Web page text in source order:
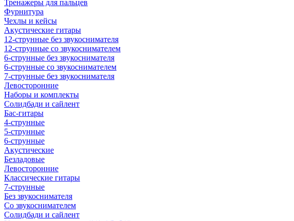
Тренажеры для пальцев
Фурнитура
Чехлы и кейсы
Акустические гитары
12-струнные без звукоснимателя
12-струнные со звукоснимателем
6-струнные без звукоснимателя
6-струнные со звукоснимателем
7-струнные без звукоснимателя
Левосторонние
Наборы и комплекты
Солидбади и сайлент
Бас-гитары
4-струнные
5-струнные
6-струнные
Акустические
Безладовые
Левосторонние
Классические гитары
7-струнные
Без звукоснимателя
Со звукоснимателем
Солидбади и сайлент